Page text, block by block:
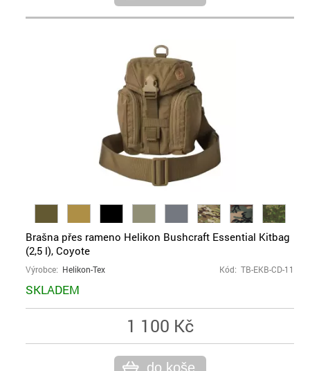
Brašna přes rameno Helikon Bushcraft Essential Kitbag
(2,5 l), Coyote
Výrobce: Helikon-Tex Kód: TB-EKB-CD-11
SKLADEM
1 100 Kč
do koše